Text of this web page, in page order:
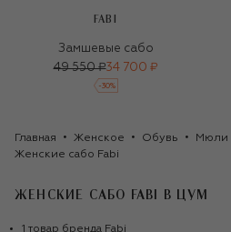
FABI
Замшевые сабо
49 550 ₽34 700 ₽
-30%
Главная Женское Обувь Мюли
Женские сабо Fabi
ЖЕНСКИЕ САБО FABI В ЦУМ
1 товар бренда Fabi